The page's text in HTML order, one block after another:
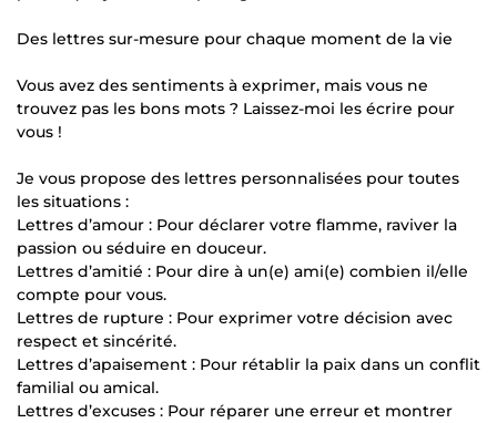
Des lettres sur-mesure pour chaque moment de la vie
Vous avez des sentiments à exprimer, mais vous ne
trouvez pas les bons mots ? Laissez-moi les écrire pour
vous !
Je vous propose des lettres personnalisées pour toutes
les situations :
Lettres d’amour : Pour déclarer votre flamme, raviver la
passion ou séduire en douceur.
Lettres d’amitié : Pour dire à un(e) ami(e) combien il/elle
compte pour vous.
Lettres de rupture : Pour exprimer votre décision avec
respect et sincérité.
Lettres d’apaisement : Pour rétablir la paix dans un conflit
familial ou amical.
Lettres d’excuses : Pour réparer une erreur et montrer